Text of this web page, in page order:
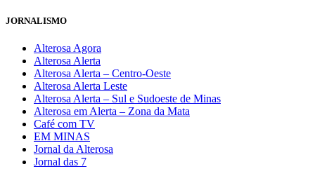
JORNALISMO
Alterosa Agora
Alterosa Alerta
Alterosa Alerta – Centro-Oeste
Alterosa Alerta Leste
Alterosa Alerta – Sul e Sudoeste de Minas
Alterosa em Alerta – Zona da Mata
Café com TV
EM MINAS
Jornal da Alterosa
Jornal das 7